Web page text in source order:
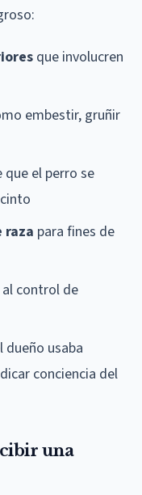
que involucren
embestir, gruñir
el perro se
raza para fines de
control de
dueño usaba
conciencia del
una